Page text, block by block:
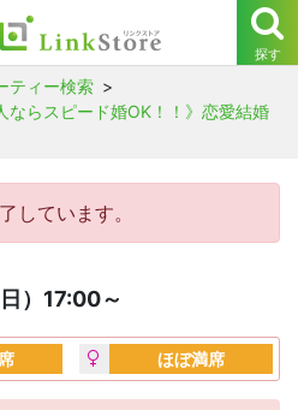
ティー検索
ならスピード婚OK！！》恋愛結婚
しています。
）17:00～
ほぼ満席